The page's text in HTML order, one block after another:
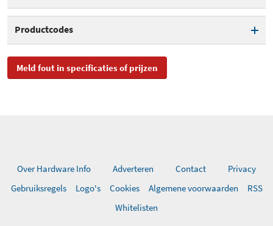
Productcodes
SKU RB941-2ND-TC
Meld fout in specificaties of prijzen
Over Hardware Info Adverteren Contact
Privacy
Gebruiksregels
Logo's Cookies Algemene voorwaarden
RSS
Whitelisten